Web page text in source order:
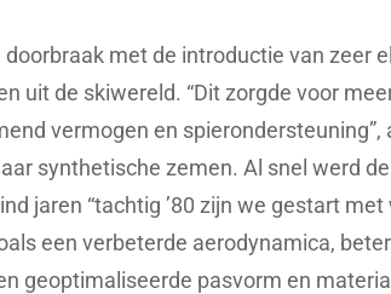
doorbraak met de introductie van zeer
uit de skiwereld. “Dit zorgde voor
vermogen en spierondersteuning”,
synthetische zemen. Al snel werd
jaren “tachtig ’80 zijn we gestart
een verbeterde aerodynamica,
geoptimaliseerde pasvorm en